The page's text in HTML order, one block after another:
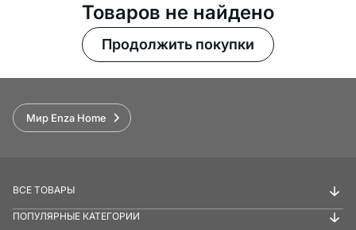
Товаров не найдено
Продолжить покупки
Мир Enza Home
ВСЕ ТОВАРЫ
ПОПУЛЯРНЫЕ КАТЕГОРИИ